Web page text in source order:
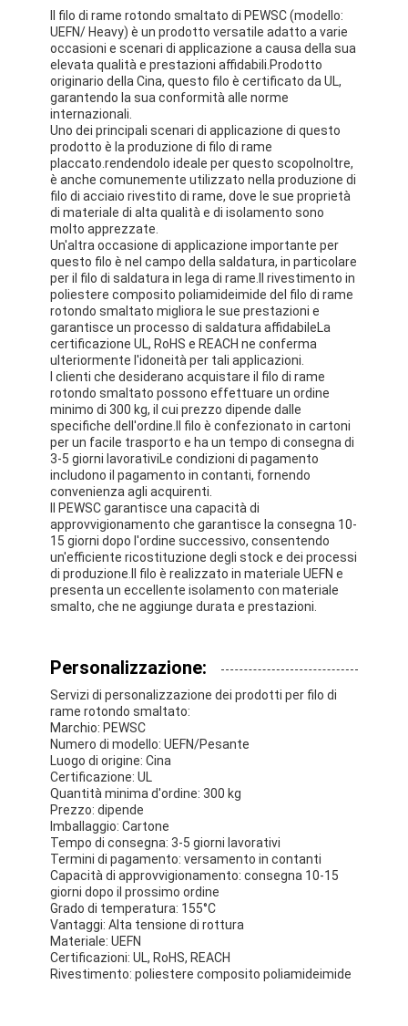
Casa.
Prodotti
Spettacolo VR
Chi Siamo
Visita alla fabbrica
Controllo di qualità
Contattaci
Notizie
Casi
Chiedi un preventivo
filtro di rame rotondo smaltato
Filati di avvolgimento in rame smaltato
Cavi magnetici di smalto
Filtro di rame piatto smaltato
Filati ricoperti di seta
cavo del litz
Cavi magnetici ad alta temperatura
Il filo di rame rotondo smaltato di PEWSC (modello:
UEFN/ Heavy) è un prodotto versatile adatto a varie
occasioni e scenari di applicazione a causa della sua
elevata qualità e prestazioni affidabili.Prodotto
originario della Cina, questo filo è certificato da UL,
garantendo la sua conformità alle norme
internazionali.
Uno dei principali scenari di applicazione di questo
prodotto è la produzione di filo di rame
placcato.rendendolo ideale per questo scopoInoltre,
è anche comunemente utilizzato nella produzione di
filo di acciaio rivestito di rame, dove le sue proprietà
di materiale di alta qualità e di isolamento sono
molto apprezzate.
Un'altra occasione di applicazione importante per
questo filo è nel campo della saldatura, in particolare
per il filo di saldatura in lega di rame.Il rivestimento in
poliestere composito poliamideimide del filo di rame
rotondo smaltato migliora le sue prestazioni e
garantisce un processo di saldatura affidabileLa
certificazione UL, RoHS e REACH ne conferma
ulteriormente l'idoneità per tali applicazioni.
I clienti che desiderano acquistare il filo di rame
rotondo smaltato possono effettuare un ordine
minimo di 300 kg, il cui prezzo dipende dalle
specifiche dell'ordine.Il filo è confezionato in cartoni
per un facile trasporto e ha un tempo di consegna di
3-5 giorni lavorativiLe condizioni di pagamento
includono il pagamento in contanti, fornendo
convenienza agli acquirenti.
Il PEWSC garantisce una capacità di
approvvigionamento che garantisce la consegna 10-
15 giorni dopo l'ordine successivo, consentendo
un'efficiente ricostituzione degli stock e dei processi
di produzione.Il filo è realizzato in materiale UEFN e
presenta un eccellente isolamento con materiale
smalto, che ne aggiunge durata e prestazioni.
Personalizzazione:
Servizi di personalizzazione dei prodotti per filo di
rame rotondo smaltato:
Marchio: PEWSC
Numero di modello: UEFN/Pesante
Luogo di origine: Cina
Certificazione: UL
Quantità minima d'ordine: 300 kg
Prezzo: dipende
Imballaggio: Cartone
Tempo di consegna: 3-5 giorni lavorativi
Termini di pagamento: versamento in contanti
Capacità di approvvigionamento: consegna 10-15
giorni dopo il prossimo ordine
Grado di temperatura: 155°C
Vantaggi: Alta tensione di rottura
Materiale: UEFN
Certificazioni: UL, RoHS, REACH
Rivestimento: poliestere composito poliamideimide